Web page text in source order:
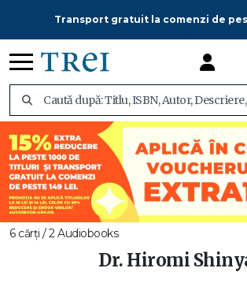
Transport gratuit la comenzi de
6 cărți / 2 Audiobooks
Dr. Hiromi